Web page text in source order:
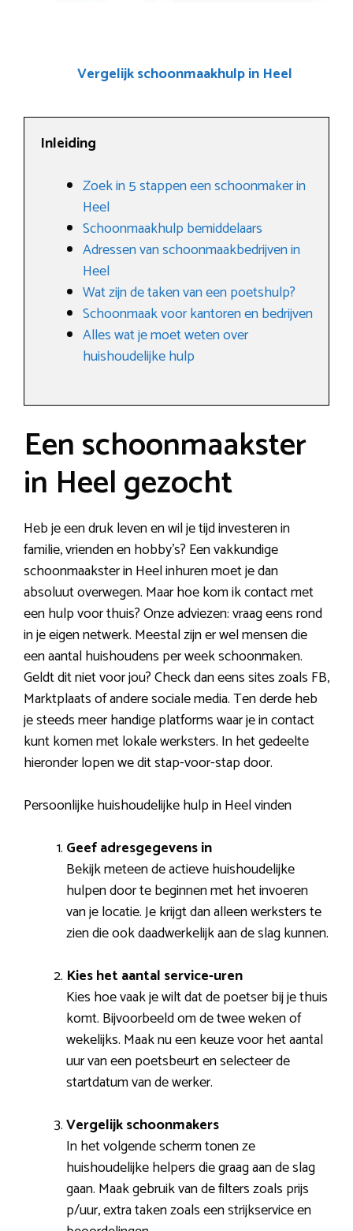
Vergelijk schoonmaakhulp in Heel
Inleiding
Zoek in 5 stappen een schoonmaker in
Heel
Schoonmaakhulp bemiddelaars
Adressen van schoonmaakbedrijven in
Heel
Wat zijn de taken van een poetshulp?
Schoonmaak voor kantoren en bedrijven
Alles wat je moet weten over
huishoudelijke hulp
Een schoonmaakster
in Heel gezocht
Heb je een druk leven en wil je tijd investeren in
familie, vrienden en hobby’s? Een vakkundige
schoonmaakster in Heel inhuren moet je dan
absoluut overwegen. Maar hoe kom ik contact met
een hulp voor thuis? Onze adviezen: vraag eens rond
in je eigen netwerk. Meestal zijn er wel mensen die
een aantal huishoudens per week schoonmaken.
Geldt dit niet voor jou? Check dan eens sites zoals FB,
Marktplaats of andere sociale media. Ten derde heb
je steeds meer handige platforms waar je in contact
kunt komen met lokale werksters. In het gedeelte
hieronder lopen we dit stap-voor-stap door.
Persoonlijke huishoudelijke hulp in Heel vinden
Geef adresgegevens in
Bekijk meteen de actieve huishoudelijke
hulpen door te beginnen met het invoeren
van je locatie. Je krijgt dan alleen werksters te
zien die ook daadwerkelijk aan de slag kunnen.
Kies het aantal service-uren
Kies hoe vaak je wilt dat de poetser bij je thuis
komt. Bijvoorbeeld om de twee weken of
wekelijks. Maak nu een keuze voor het aantal
uur van een poetsbeurt en selecteer de
startdatum van de werker.
Vergelijk schoonmakers
In het volgende scherm tonen ze
huishoudelijke helpers die graag aan de slag
gaan. Maak gebruik van de filters zoals prijs
p/uur, extra taken zoals een strijkservice en